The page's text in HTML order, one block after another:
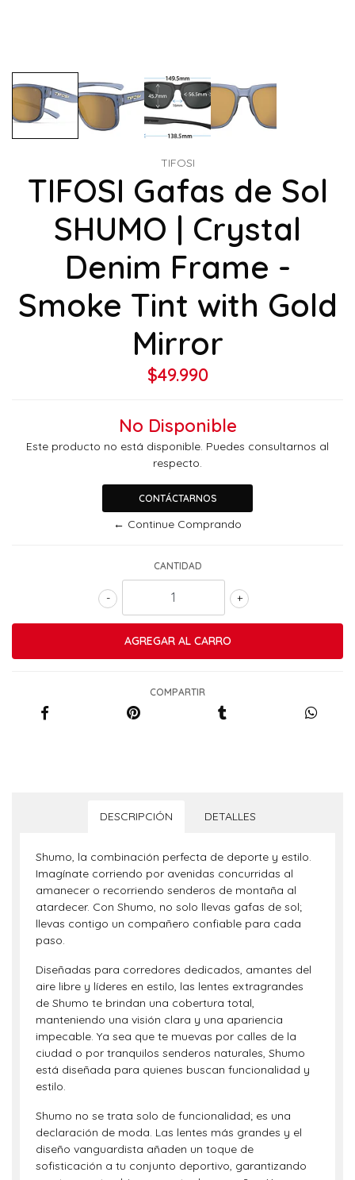
TIFOSI
TIFOSI Gafas de Sol
SHUMO | Crystal
Denim Frame -
Smoke Tint with Gold
Mirror
$49.990
No Disponible
Este producto no está disponible. Puedes consultarnos al
respecto.
CONTÁCTARNOS
← Continue Comprando
CANTIDAD
+
-
COMPARTIR
DESCRIPCIÓN DETALLES
Shumo, la combinación perfecta de deporte y estilo.
Imagínate corriendo por avenidas concurridas al
amanecer o recorriendo senderos de montaña al
atardecer. Con Shumo, no solo llevas gafas de sol;
llevas contigo un compañero confiable para cada
paso.
Diseñadas para corredores dedicados, amantes del
aire libre y líderes en estilo, las lentes extragrandes
de Shumo te brindan una cobertura total,
manteniendo una visión clara y una apariencia
impecable. Ya sea que te muevas por calles de la
ciudad o por tranquilos senderos naturales, Shumo
está diseñada para quienes buscan funcionalidad y
estilo.
Shumo no se trata solo de funcionalidad; es una
declaración de moda. Las lentes más grandes y el
diseño vanguardista añaden un toque de
sofisticación a tu conjunto deportivo, garantizando